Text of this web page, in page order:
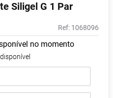
Siligel G 1 Par
: 1068096
no momento